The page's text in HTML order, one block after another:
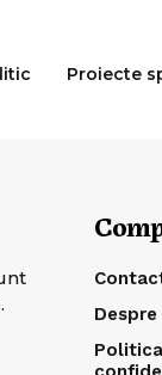
Proiecte
Despre